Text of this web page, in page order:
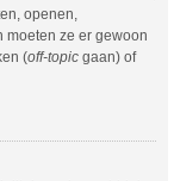
openen,
moeten ze er gewoon
(off-topic gaan) of